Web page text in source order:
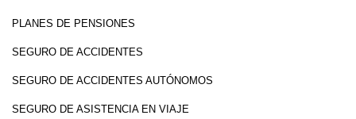
PLANES DE PENSIONES
SEGURO DE ACCIDENTES
SEGURO DE ACCIDENTES AUTÓNOMOS
SEGURO DE ASISTENCIA EN VIAJE